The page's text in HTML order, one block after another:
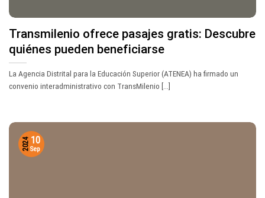
Transmilenio ofrece pasajes gratis: Descubre
quiénes pueden beneficiarse
La Agencia Distrital para la Educación Superior (ATENEA) ha firmado un
convenio interadministrativo con TransMilenio [...]
10
Sep
2024